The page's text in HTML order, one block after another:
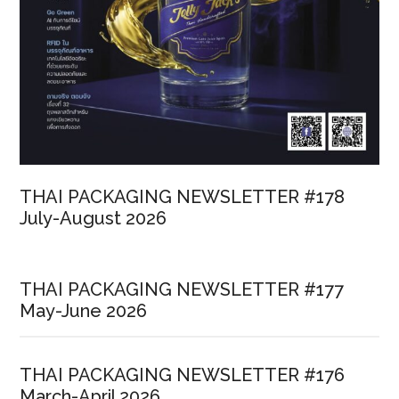
THAI PACKAGING NEWSLETTER #178
July-August 2026
THAI PACKAGING NEWSLETTER #177
May-June 2026
THAI PACKAGING NEWSLETTER #176